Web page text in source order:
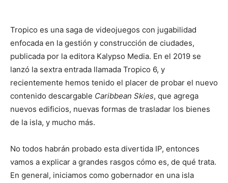
Tropico es una saga de videojuegos con jugabilidad
enfocada en la gestión y construcción de ciudades,
publicada por la editora Kalypso Media. En el 2019 se
lanzó la sextra entrada llamada Tropico 6, y
recientemente hemos tenido el placer de probar el nuevo
contenido descargable Caribbean Skies, que agrega
nuevos edificios, nuevas formas de trasladar los bienes
de la isla, y mucho más.
No todos habrán probado esta divertida IP, entonces
vamos a explicar a grandes rasgos cómo es, de qué trata.
En general, iniciamos como gobernador en una isla